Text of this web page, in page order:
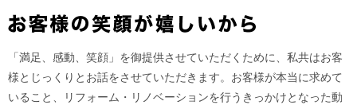
「満足、感動、笑顔」を御提供させていただくために、私共はお客
様とじっくりとお話をさせていただきます。お客様が本当に求めて
いること、リフォーム・リノベーションを行うきっかけとなった動